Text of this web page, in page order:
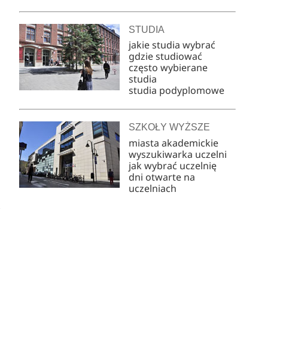
STUDIA
jakie studia wybrać
gdzie studiować
często wybierane
studia
studia podyplomowe
SZKOŁY WYŻSZE
miasta akademickie
wyszukiwarka uczelni
jak wybrać uczelnię
dni otwarte na
uczelniach